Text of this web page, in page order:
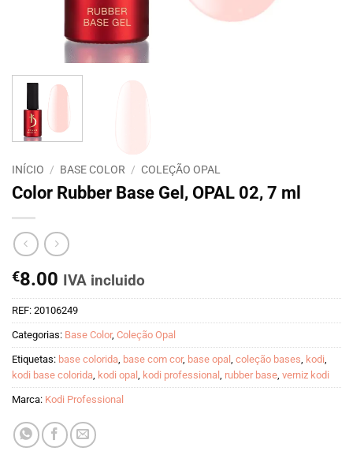
INÍCIO / BASE COLOR / COLEÇÃO OPAL
Color Rubber Base Gel, OPAL 02, 7 ml
€8.00 IVA incluido
REF: 20106249
Categorias: Base Color, Coleção Opal
Etiquetas: base colorida base com cor, base opal coleção bases kodi
kodi base colorida kodi opal kodi professional rubber base verniz kodi
Marca: Kodi Professional